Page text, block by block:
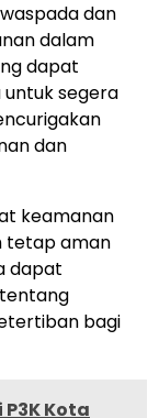
dan
dalam
dapat
segera
dan
keamanan
tetap aman
dapat
bagi
Kota